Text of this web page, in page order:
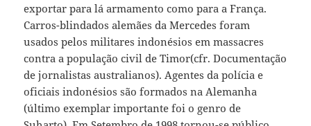
exportar para lá armamento como para a França.
Carros-blindados alemães da Mercedes foram
usados pelos militares indonésios em massacres
contra a população civil de Timor(cfr. Documentação
de jornalistas australianos). Agentes da polícia e
oficiais indonésios são formados na Alemanha
(último exemplar importante foi o genro de